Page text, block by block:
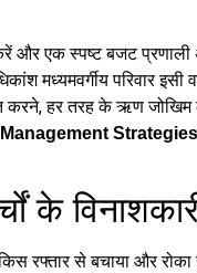
और एक स्पष्ट बजट
मध्यमवर्गीय परिवार
करने, हर तरह के ऋण
रफ्तार से बचाया और